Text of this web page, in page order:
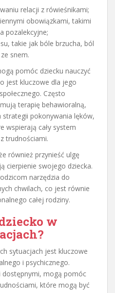
relacji z rówieśnikami;
obowiązkami, takimi
pozalekcyjne;
takie jak bóle brzucha, ból
snem.
pomóc dziecku nauczyć
jest kluczowe dla jego
Często
terapię behawioralną,
pokonywania lęków,
wspierają cały system
trudnościami.
również przynieść ulgę
cierpienie swojego dziecka.
narzędzia do
chwilach, co jest równie
całej rodziny.
w
sytuacjach jest kluczowe
i psychicznego.
dostępnymi, mogą pomóc
które mogą być